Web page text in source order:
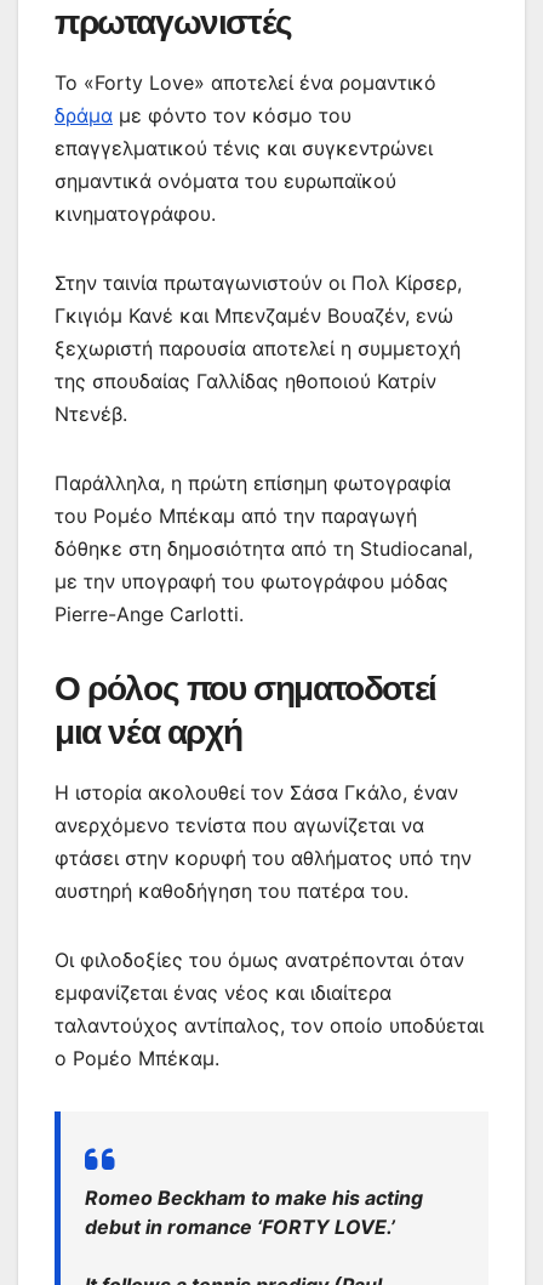
πρωταγωνιστές
Το «Forty Love» αποτελεί ένα ρομαντικό
δράμα με φόντο τον κόσμο του
επαγγελματικού τένις και συγκεντρώνει
σημαντικά ονόματα του ευρωπαϊκού
κινηματογράφου.
Στην ταινία πρωταγωνιστούν οι Πολ Κίρσερ,
Γκιγιόμ Κανέ και Μπενζαμέν Βουαζέν, ενώ
ξεχωριστή παρουσία αποτελεί η συμμετοχή
της σπουδαίας Γαλλίδας ηθοποιού Κατρίν
Ντενέβ.
Παράλληλα, η πρώτη επίσημη φωτογραφία
του Ρομέο Μπέκαμ από την παραγωγή
δόθηκε στη δημοσιότητα από τη Studiocanal,
με την υπογραφή του φωτογράφου μόδας
Pierre-Ange Carlotti.
Ο ρόλος που σηματοδοτεί
μια νέα αρχή
Η ιστορία ακολουθεί τον Σάσα Γκάλο, έναν
ανερχόμενο τενίστα που αγωνίζεται να
φτάσει στην κορυφή του αθλήματος υπό την
αυστηρή καθοδήγηση του πατέρα του.
Οι φιλοδοξίες του όμως ανατρέπονται όταν
εμφανίζεται ένας νέος και ιδιαίτερα
ταλαντούχος αντίπαλος, τον οποίο υποδύεται
ο Ρομέο Μπέκαμ.
Romeo Beckham to make his acting
debut in romance ‘FORTY LOVE.’